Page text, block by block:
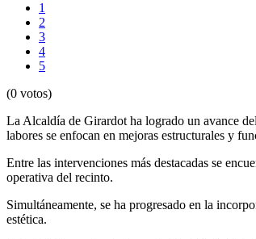
1
2
3
4
5
(0 votos)
La Alcaldía de Girardot ha logrado un avance
labores se enfocan en mejoras estructurales y
Entre las intervenciones más destacadas se
operativa del recinto.
Simultáneamente, se ha progresado en la
estética.